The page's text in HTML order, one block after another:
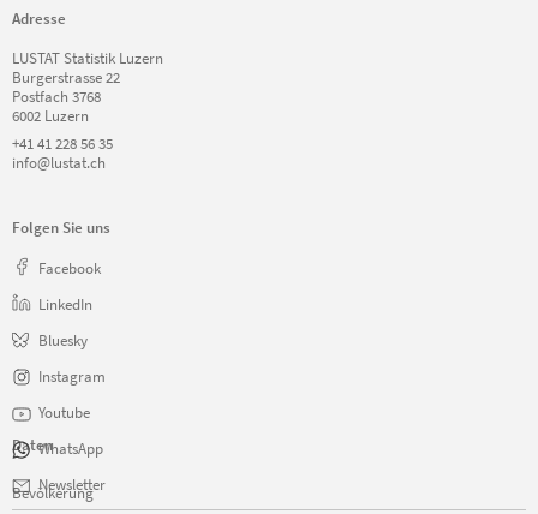
Adresse
LUSTAT Statistik Luzern
Burgerstrasse 22
Postfach 3768
6002 Luzern
+41 41 228 56 35
info@lustat.ch
Folgen Sie uns
Facebook
LinkedIn
Bluesky
Instagram
Youtube
WhatsApp
Newsletter
Daten
Navigation
überspringen
Bevölkerung